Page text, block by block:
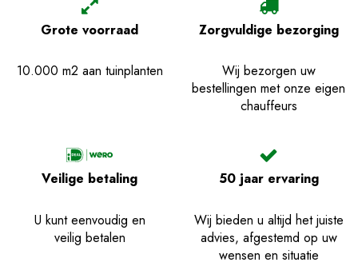
Grote voorraad
10.000 m2 aan tuinplanten
Zorgvuldige bezorging
Wij bezorgen uw
bestellingen met onze eigen
chauffeurs
Veilige betaling
U kunt eenvoudig en
veilig betalen
50 jaar ervaring
Wij bieden u altijd het juiste
advies, afgestemd op uw
wensen en situatie